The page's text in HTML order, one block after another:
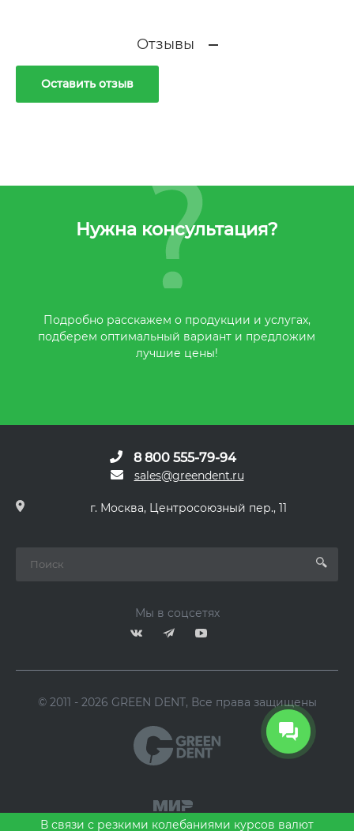
Отзывы
Оставить отзыв
Нужна консультация?
Подробно расскажем о продукции и услугах,
подберем оптимальный вариант и предложим
лучшие цены!
8 800 555-79-94
sales@greendent.ru
г. Москва, Центросоюзный пер., 11
Мы в соцсетях
© 2011 - 2026 GREEN DENT, Все права защищены
В связи с резкими колебаниями курсов валют